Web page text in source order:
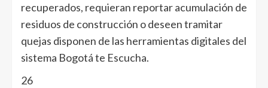
recuperados, requieran reportar acumulación de
residuos de construcción o deseen tramitar
quejas disponen de las herramientas digitales del
sistema Bogotá te Escucha.
26